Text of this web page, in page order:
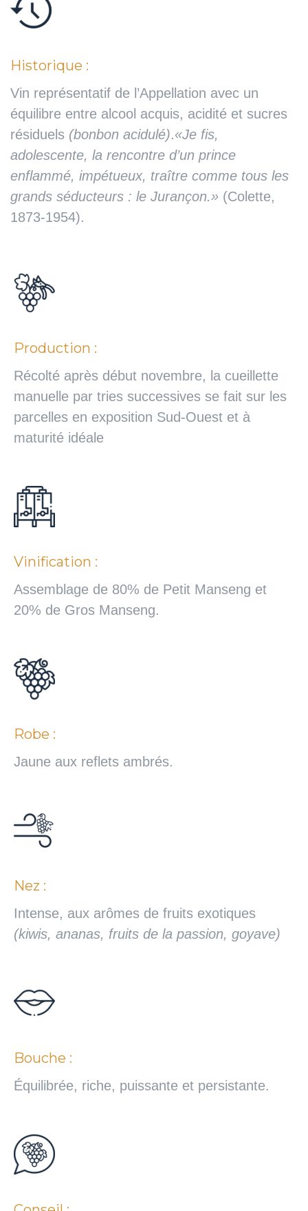
Historique :
Vin représentatif de l’Appellation avec un
équilibre entre alcool acquis, acidité et sucres
résiduels (bonbon acidulé).«Je fis,
adolescente, la rencontre d’un prince
enflammé, impétueux, traître comme tous les
grands séducteurs : le Jurançon.» (Colette,
1873-1954).
Production :
Récolté après début novembre, la cueillette
manuelle par tries successives se fait sur les
parcelles en exposition Sud-Ouest et à
maturité idéale
Vinification :
Assemblage de 80% de Petit Manseng et
20% de Gros Manseng.
Robe :
Jaune aux reflets ambrés.
Nez :
Intense, aux arômes de fruits exotiques
(kiwis, ananas, fruits de la passion, goyave)
Bouche :
Équilibrée, riche, puissante et persistante.